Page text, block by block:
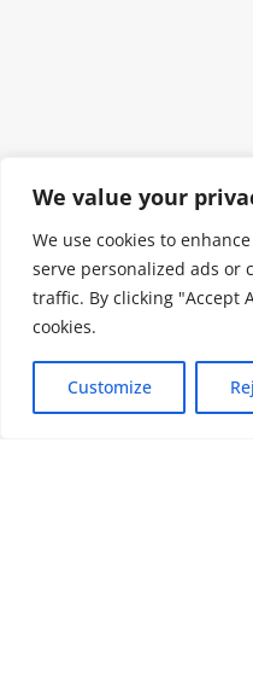
We value your
We use cookies to
serve personalized ads or
traffic. By clicking "Accept
cookies.
Customize